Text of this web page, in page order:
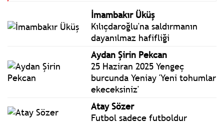
İmambakır Üküş
Kılıçdaroğlu'na saldırmanın
dayanılmaz hafifliği
Aydan Şirin Pekcan
25 Haziran 2025 Yengeç
burcunda Yeniay 'Yeni tohumlar
ekeceksiniz'
Atay Sözer
Futbol sadece futboldur